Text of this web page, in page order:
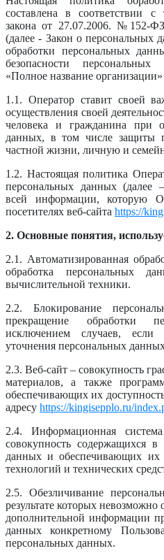
составлена в соответствии с
закона от 27.07.2006. №152-
(далее - Закон о персональных
обработки персональных
безопасности
«Полное название
1.1. Оператор ставит своей
осуществления своей
человека и гражданина при
данных, в том числе защиты
частной жизни, личную и
1.2. Настоящая политика
персональных данных (далее
всей информации, которую
посетителях веб-сайта https://
2. Основные понятия,
2.1. Автоматизированная
обработка персональных
вычислительной техники.
2.2. Блокирование
прекращение обработки
исключением случаев, если
уточнения персональных
2.3. Веб-сайт – совокупность
материалов, а также
обеспечивающих их
адресу https://kingisepplo.ru/
2.4. Информационная
совокупность содержащихся
данных и обеспечивающих их
технологий и технических
2.5. Обезличивание
результате которых невозможно
дополнительной информации
данных конкретному
персональных данных.